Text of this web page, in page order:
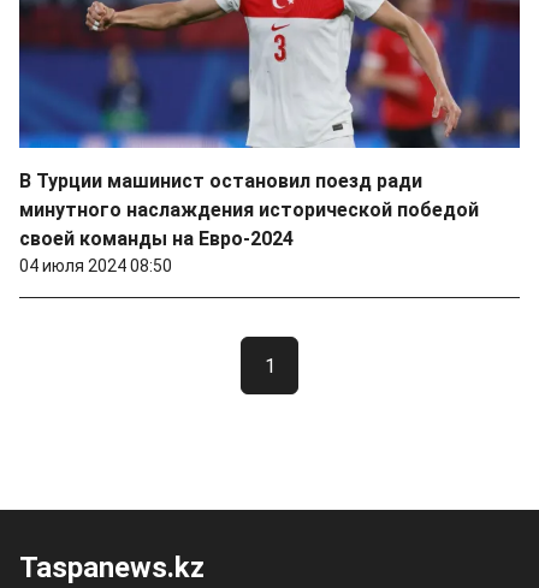
В Турции машинист остановил поезд ради
минутного наслаждения исторической победой
своей команды на Евро-2024
04 июля 2024 08:50
1
Taspanews.kz